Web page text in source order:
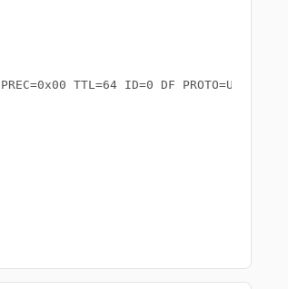
TTL=64 ID=0 DF PROTO=UDP